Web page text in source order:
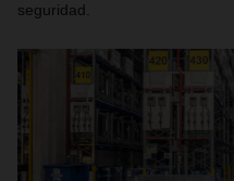
seguridad.